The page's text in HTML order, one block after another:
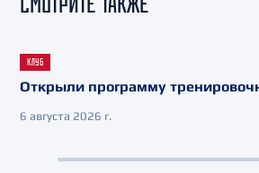
КЛУБ
Открыли программу
6 августа 2026 г.